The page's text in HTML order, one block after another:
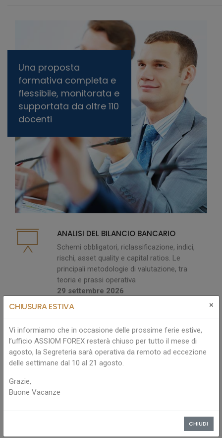
Una proposta
formativa completa e
flessibile, monitorata e
supportata da oltre 110
docenti
ANALISI DEL BILANCIO BANCARIO
Schemi obbligatori, riclassificazione, indici,
rischi, asset quality e capital ratios. Le
principali metodologie di valutazione, tra
teoria e prassi operativa
29 settembre 2026
OPERAZIONI SUL CAPITALE SOCIALE
(strumenti "equity" e "quasi equity")
Aucap, IPO, ABB, SPAC, titoli ibridi
01 ottobre 2026
COMPLESSO DI QUEL CHE SEMBRA
Analisi delle tecniche di selezione e di
gestione di un portafoglio in ETF all'interno di
CHIUSURA ESTIVA ×
Vi informiamo che in occasione delle prossime ferie estive,
l’ufficio ASSIOM FOREX resterà chiuso per tutto il mese di
agosto, la Segreteria sarà operativa da remoto ad eccezione
delle settimane dal 10 al 21 agosto.
Grazie,
Buone Vacanze
CHIUDI